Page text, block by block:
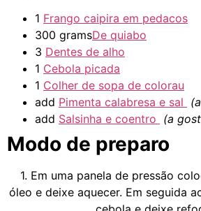
1 Frango caipira em pedacos
300 gramsDe quiabo
3 Dentes de alho
1 Cebola picada
1 Colher de sopa de colorau
add Pimenta calabresa e sal
add Salsinha e coentro (a
Modo de preparo
1. Em uma panela de pressão
óleo e deixe aquecer. Em seguida